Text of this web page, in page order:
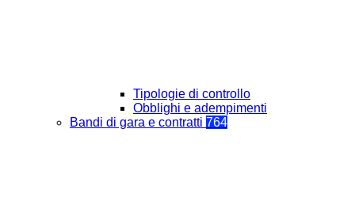
Tipologie di controllo
Obblighi e adempimenti
Bandi di gara e contratti 764